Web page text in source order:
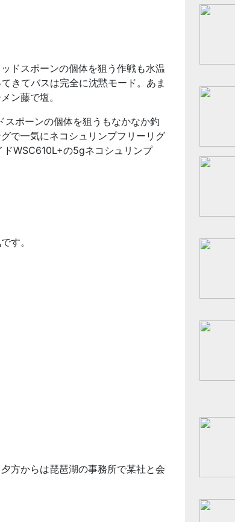
ドスポーンの個体を狙う作戦も水温
きてバスは完全に沈黙モード。あま
ン藤で塩。
ポーンの個体を狙うもなかなか釣
で一気にネコシュリンプフリーリグ
WSC610L+の5gネコシュリンプ
す。
方からは琵琶湖の事務所で某社と会